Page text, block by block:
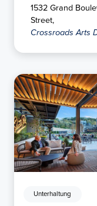
1532 Grand
Street,
Crossroads Arts
Unterhaltung